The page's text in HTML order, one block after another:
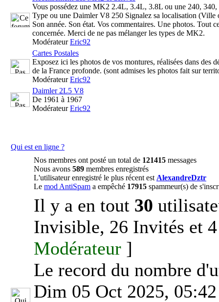
Vous possédez une MK2 2.4L, 3.4L, 3.8L ou une 240, 340,
Type ou une Daimler V8 250 Signalez sa localisation (Ville
Son année. Son état. Vos commentaires. Une photos. Tout
concernée. Merci de ne pas mélanger les types de MK2.
ModérateurEric92
Cartes Postales
Exposez ici les photos de vos montures, réalisées dans des
de la France profonde. (sont admises les photos fait sur
ModérateurEric92
Daimler 2L5 V8
De 1961 à 1967
ModérateurEric92
Qui est en ligne ?
Nos membres ont posté un total de 121415 messages
Nous avons 589 membres enregistrés
L'utilisateur enregistré le plus récent est AlexandreDztr
Le mod AntiSpam a empêché 17915 spammeur(s) de
Il y a en tout 30
Invisible, 26 Invités et
Modérateur ]
Le record du nombre
Dim 05 Oct 2025, 05:42